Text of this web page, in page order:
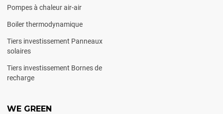
Pompes à chaleur air-air
Boiler thermodynamique
Tiers investissement Panneaux
solaires
Tiers investissement Bornes de
recharge
WE GREEN